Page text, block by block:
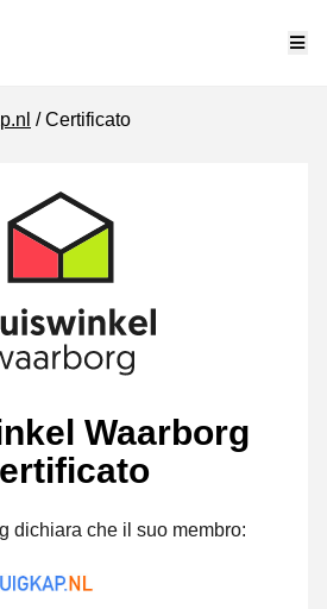
Certificato
Waarborg
dichiara che il suo membro: